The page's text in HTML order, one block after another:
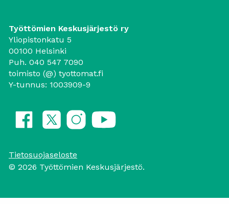
Työttömien Keskusjärjestö ry
Yliopistonkatu 5
00100 Helsinki
Puh. 040 547 7090
toimisto (@) tyottomat.fi
Y-tunnus: 1003909-9
Tietosuojaseloste
© 2026 Työttömien Keskusjärjestö.